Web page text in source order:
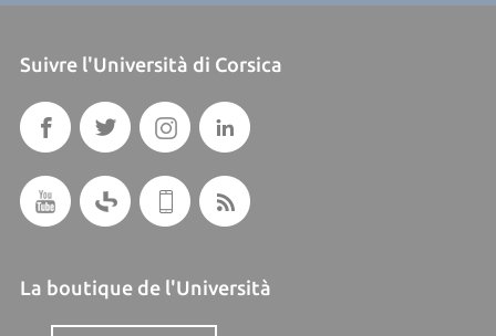
Suivre l'Università di Corsica
La boutique de l'Università